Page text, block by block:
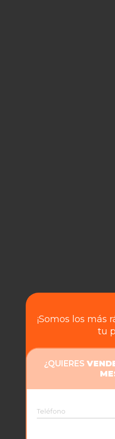
¡Somos los más
tu
¿QUIERES
Teléfono